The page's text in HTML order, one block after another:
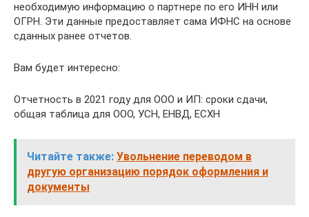
необходимую информацию о партнере по его ИНН или
ОГРН. Эти данные предоставляет сама ИФНС на основе
сданных ранее отчетов.
Вам будет интересно:
Отчетность в 2021 году для ООО и ИП: сроки сдачи,
общая таблица для ООО, УСН, ЕНВД, ЕСХН
Читайте также: Увольнение переводом в
другую организацию порядок оформления и
документы